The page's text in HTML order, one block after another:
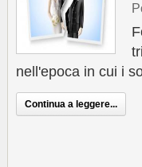
nell'epoca in cui i
Continua a leggere...